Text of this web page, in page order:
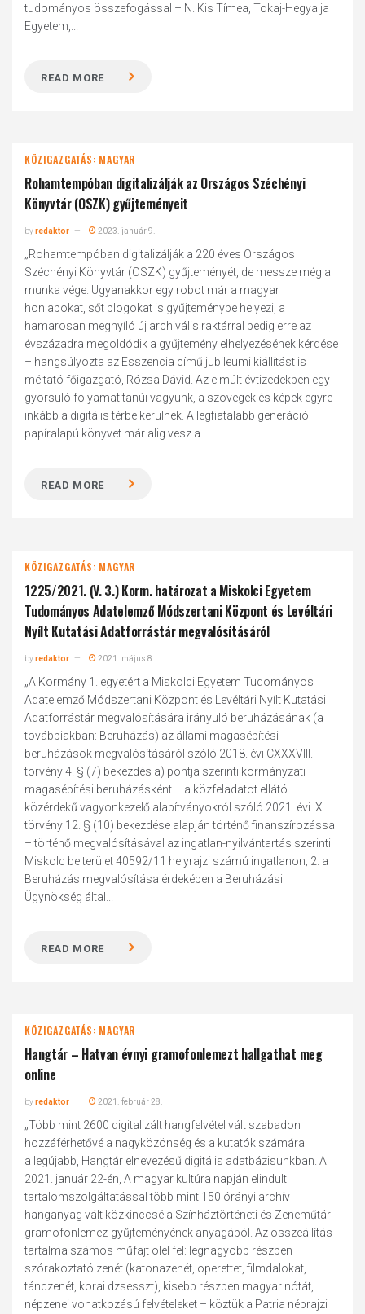
tudományos összefogással – N. Kis Tímea, Tokaj-Hegyalja
Egyetem,...
READ MORE
KÖZIGAZGATÁS: MAGYAR
Rohamtempóban digitalizálják az Országos Széchényi
Könyvtár (OSZK) gyűjteményeit
byredaktor 2023. január 9.
„Rohamtempóban digitalizálják a 220 éves Országos
Széchényi Könyvtár (OSZK) gyűjteményét, de messze még a
munka vége. Ugyanakkor egy robot már a magyar
honlapokat, sőt blogokat is gyűjteménybe helyezi, a
hamarosan megnyíló új archivális raktárral pedig erre az
évszázadra megoldódik a gyűjtemény elhelyezésének kérdése
– hangsúlyozta az Esszencia című jubileumi kiállítást is
méltató főigazgató, Rózsa Dávid. Az elmúlt évtizedekben egy
gyorsuló folyamat tanúi vagyunk, a szövegek és képek egyre
inkább a digitális térbe kerülnek. A legfiatalabb generáció
papíralapú könyvet már alig vesz a...
READ MORE
KÖZIGAZGATÁS: MAGYAR
1225/2021. (V. 3.) Korm. határozat a Miskolci Egyetem
Tudományos Adatelemző Módszertani Központ és Levéltári
Nyílt Kutatási Adatforrástár megvalósításáról
byredaktor 2021. május 8.
„A Kormány 1. egyetért a Miskolci Egyetem Tudományos
Adatelemző Módszertani Központ és Levéltári Nyílt Kutatási
Adatforrástár megvalósítására irányuló beruházásának (a
továbbiakban: Beruházás) az állami magasépítési
beruházások megvalósításáról szóló 2018. évi CXXXVIII.
törvény 4. § (7) bekezdés a) pontja szerinti kormányzati
magasépítési beruházásként – a közfeladatot ellátó
közérdekű vagyonkezelő alapítványokról szóló 2021. évi IX.
törvény 12. § (10) bekezdése alapján történő finanszírozással
– történő megvalósításával az ingatlan-nyilvántartás szerinti
Miskolc belterület 40592/11 helyrajzi számú ingatlanon; 2. a
Beruházás megvalósítása érdekében a Beruházási
Ügynökség által...
READ MORE
KÖZIGAZGATÁS: MAGYAR
Hangtár – Hatvan évnyi gramofonlemezt hallgathat meg
online
byredaktor 2021. február 28.
„Több mint 2600 digitalizált hangfelvétel vált szabadon
hozzáférhetővé a nagyközönség és a kutatók számára
a legújabb, Hangtár elnevezésű digitális adatbázisunkban. A
2021. január 22-én, A magyar kultúra napján elindult
tartalomszolgáltatással több mint 150 órányi archív
hanganyag vált közkinccsé a Színháztörténeti és Zeneműtár
gramofonlemez-gyűjteményének anyagából. Az összeállítás
tartalma számos műfajt ölel fel: legnagyobb részben
szórakoztató zenét (katonazenét, operettet, filmdalokat,
tánczenét, korai dzsesszt), kisebb részben magyar nótát,
népzenei vonatkozású felvételeket – köztük a Patria néprajzi